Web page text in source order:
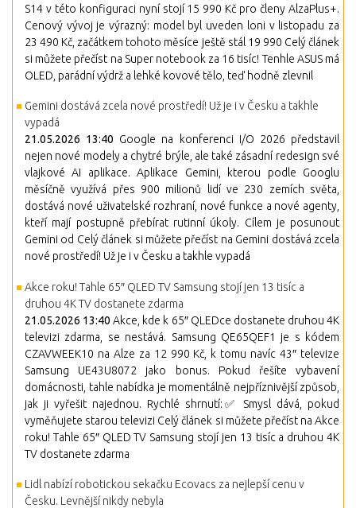
S14 v této konfiguraci nyní stojí 15 990 Kč pro členy AlzaPlus+.
Cenový vývoj je výrazný: model byl uveden loni v listopadu za
23 490 Kč, začátkem tohoto měsíce ještě stál 19 990 Celý článek
si můžete přečíst na Super notebook za 16 tisíc! Tenhle ASUS má
OLED, parádní výdrž a lehké kovové tělo, teď hodně zlevnil
Gemini dostává zcela nové prostředí! Už je i v Česku a takhle
vypadá
21.05.2026 13:40 Google na konferenci I/O 2026 představil
nejen nové modely a chytré brýle, ale také zásadní redesign své
vlajkové AI aplikace. Aplikace Gemini, kterou podle Googlu
měsíčně využívá přes 900 milionů lidí ve 230 zemích světa,
dostává nové uživatelské rozhraní, nové funkce a nové agenty,
kteří mají postupně přebírat rutinní úkoly. Cílem je posunout
Gemini od Celý článek si můžete přečíst na Gemini dostává zcela
nové prostředí! Už je i v Česku a takhle vypadá
Akce roku! Tahle 65″ QLED TV Samsung stojí jen 13 tisíc a
druhou 4K TV dostanete zdarma
21.05.2026 13:40 Akce, kde k 65″ QLEDce dostanete druhou 4K
televizi zdarma, se nestává. Samsung QE65QEF1 je s kódem
CZAVWEEK10 na Alze za 12 990 Kč, k tomu navíc 43″ televize
Samsung UE43U8072 jako bonus. Pokud řešíte vybavení
domácnosti, tahle nabídka je momentálně nejpříznivější způsob,
jak ji vyřešit najednou. Rychlé shrnutí:✅ Smysl dává, pokud
vyměňujete starou televizi Celý článek si můžete přečíst na Akce
roku! Tahle 65″ QLED TV Samsung stojí jen 13 tisíc a druhou 4K
TV dostanete zdarma
Lidl nabízí robotickou sekačku Ecovacs za nejlepší cenu v
Česku. Levnější nikdy nebyla